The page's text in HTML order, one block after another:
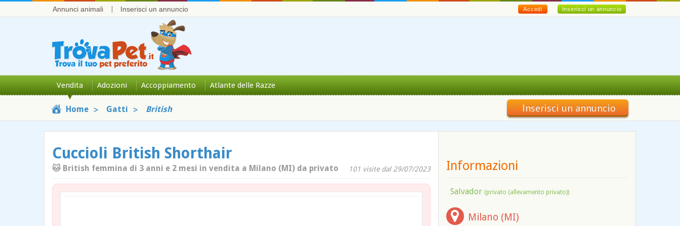
Annunci animali Inserisci un annuncio Inserisci un annuncio
Accedi
Vendita Adozioni Accoppiamento Atlante delle Razze
Home Gatti British Inserisci un annuncio
Cuccioli British Shorthair
🐱 British femmina di 3 anni e 2 mesi in vendita a Milano (MI) da privato 101 visite dal 29/07/2023 Informazioni
Salvador (privato (allevamento privato))
Milano (MI)